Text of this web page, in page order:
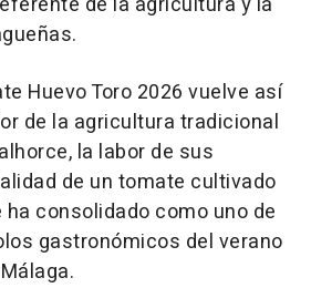
Huevo Toro 2026 vuelve así
de la agricultura tradicional
la labor de sus
de un tomate cultivado
consolidado como uno de
gastronómicos del verano